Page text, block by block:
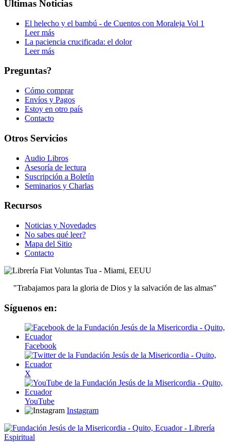
Últimas Noticias
El helecho y el bambú - de Cuentos con Moraleja Vol 1
Leer más
La paciencia crucificada: el dolor
Leer más
Preguntas?
Cómo comprar
Envíos y Pagos
Estoy en otro país
Contacto
Otros Servicios
Audio Libros
Asesoría de lectura
Suscripción a Boletín
Seminarios y Charlas
Recursos
Noticias y Novedades
No sabes qué leer?
Mapa del Sitio
Contacto
"Trabajamos para la gloria de Dios y la salvación de las almas"
Síguenos en:
Facebook
X
YouTube
Instagram